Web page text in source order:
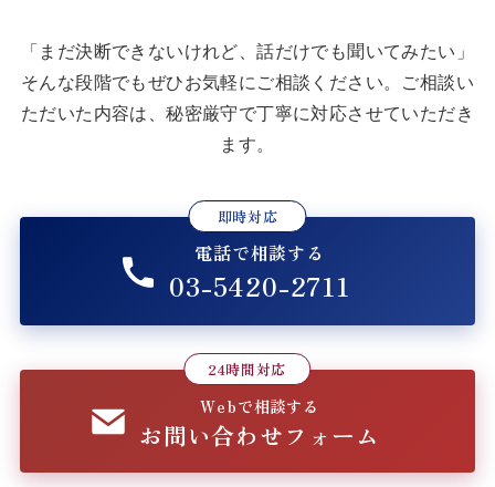
「まだ決断できないけれど、話だけでも聞いてみたい」
そんな段階でもぜひお気軽にご相談ください。 ご相談い
ただいた内容は、秘密厳守で丁寧に対応させていただき
ます。
即時対応
電話で相談する
03-5420-2711
24時間対応
Webで相談する
お問い合わせフォーム